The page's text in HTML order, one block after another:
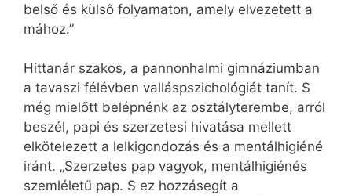
belső és külső folyamaton, amely elvezetett a
mához.”
Hittanár szakos, a pannonhalmi gimnáziumban
a tavaszi félévben valláspszichológiát tanít. S
még mielőtt belépnénk az osztályterembe, arról
beszél, papi és szerzetesi hivatása mellett
elkötelezett a lelkigondozás és a mentálhigiéné
iránt. „Szerzetes pap vagyok, mentálhigiénés
szemléletű pap. S ez hozzásegít a